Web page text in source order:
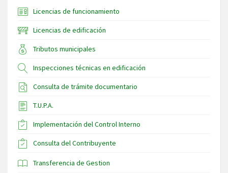
Licencias de funcionamiento
Licencias de edificación
Tributos municipales
Inspecciones técnicas en edificación
Consulta de trámite documentario
T.U.P.A.
Implementación del Control Interno
Consulta del Contribuyente
Transferencia de Gestion